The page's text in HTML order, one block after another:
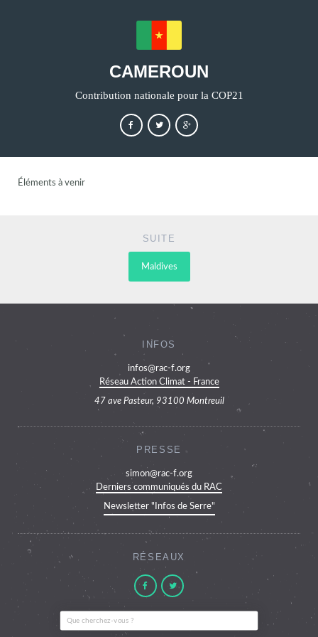
CAMEROUN
Contribution nationale pour la COP21
Éléments à venir
SUITE
Maldives
INFOS
infos@rac-f.org
Réseau Action Climat - France
47 ave Pasteur, 93100 Montreuil
PRESSE
simon@rac-f.org
Derniers communiqués du RAC
Newsletter "Infos de Serre"
RÉSEAUX